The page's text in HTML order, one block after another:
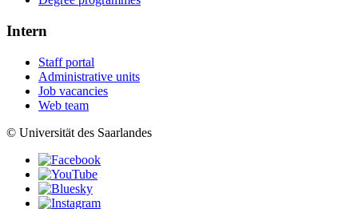
Intern
Staff portal
Administrative units
Job vacancies
Web team
© Universität des Saarlandes